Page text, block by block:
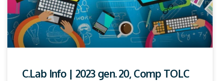
C.Lab Info | 2023 gen. 20, Comp TOLC